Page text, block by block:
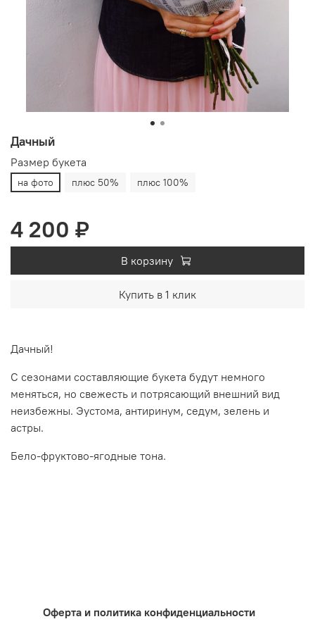
Дачный
Размер букета
на фото плюс 50% плюс 100%
4 200 ₽
В корзину
Купить в 1 клик
Дачный!
С сезонами составляющие букета будут немного
меняться, но свежесть и потрясающий внешний вид
неизбежны. Эустома, антиринум, седум, зелень и
астры.
Бело-фруктово-ягодные тона.
Оферта и политика конфиденциальности